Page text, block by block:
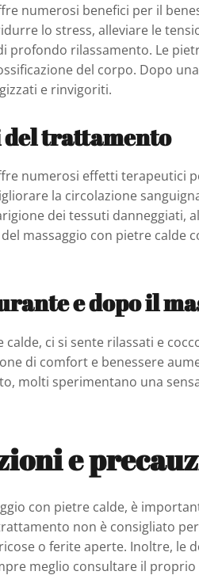
numerosi benefici per il
lo stress, alleviare le
profondo rilassamento. Le
del corpo. Dopo
e rinvigoriti.
trattamento
numerosi effetti terapeutici
la circolazione
dei tessuti danneggiati,
massaggio con pietre calde
e dopo il
ci si sente rilassati e
di comfort e benessere
molti sperimentano una
e
con pietre calde, è
non è consigliato
o ferite aperte. Inoltre, le
meglio consultare il